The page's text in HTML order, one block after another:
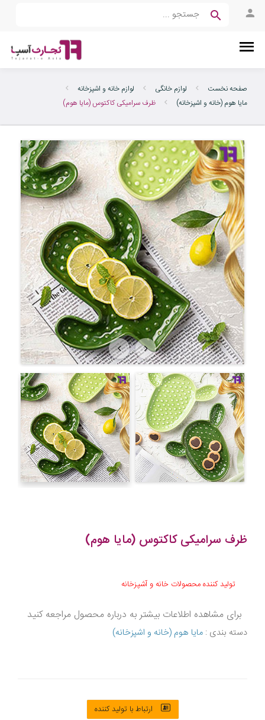
صفحه نخست لوازم خانگی
لوازم خانه و اشپزخانه
مایا هوم (خانه و اشپزخانه)
ظرف سرامیکی کاکتوس (مایا هوم)
ظرف سرامیکی کاکتوس (مایا هوم)
تولید کننده محصولات خانه و آشپزخانه
برای مشاهده اطلاعات بیشتر به درباره محصول مراجعه کنید
دسته بندی : مایا هوم (خانه و اشپزخانه)
ارتباط با تولید کننده